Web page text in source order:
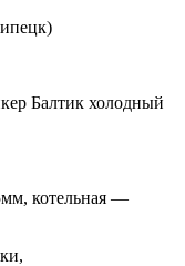
Балтик холодный
котельная —